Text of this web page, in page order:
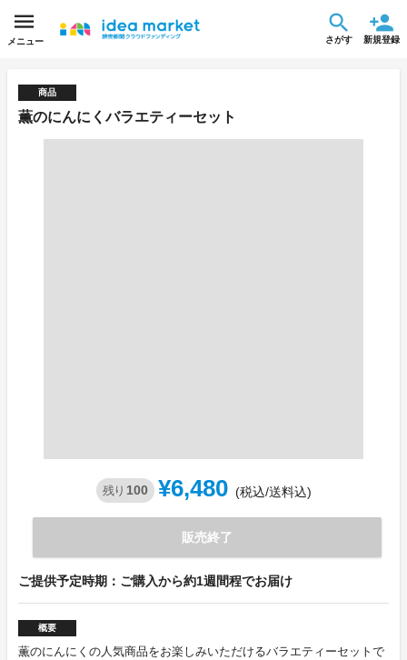
メニュー さがす 新規登録
商品
薫のにんにくバラエティーセット
残り 100 ¥6,480 (税込/送料込)
販売終了
ご提供予定時期：ご購入から約1週間程でお届け
概要
薫のにんにくの人気商品をお楽しみいただけるバラエティーセットで